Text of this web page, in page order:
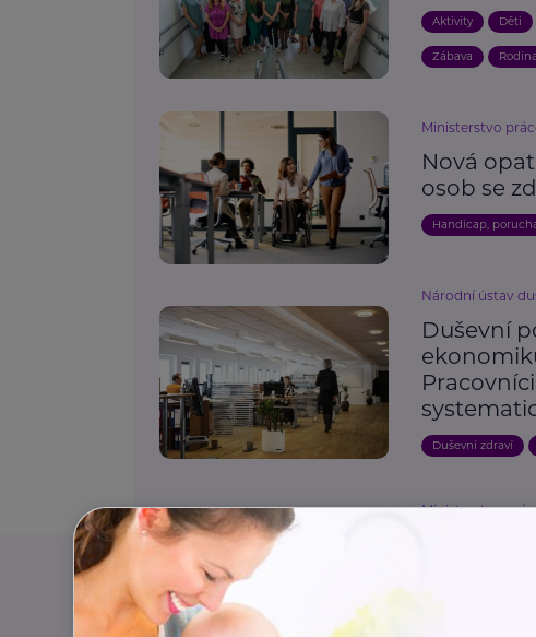
Aktivity Děti
Zábava Rodina
Ministerstvo
Nová
osob se
Handicap,
Národní ústav
Duševní
Duševní zdraví
Ministerstvo
Posílení
práce.
přináší